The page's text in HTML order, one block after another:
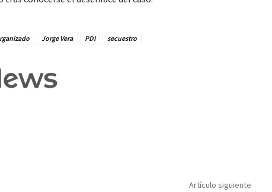
Jorge Vera PDI secuestro
Artículo siguiente